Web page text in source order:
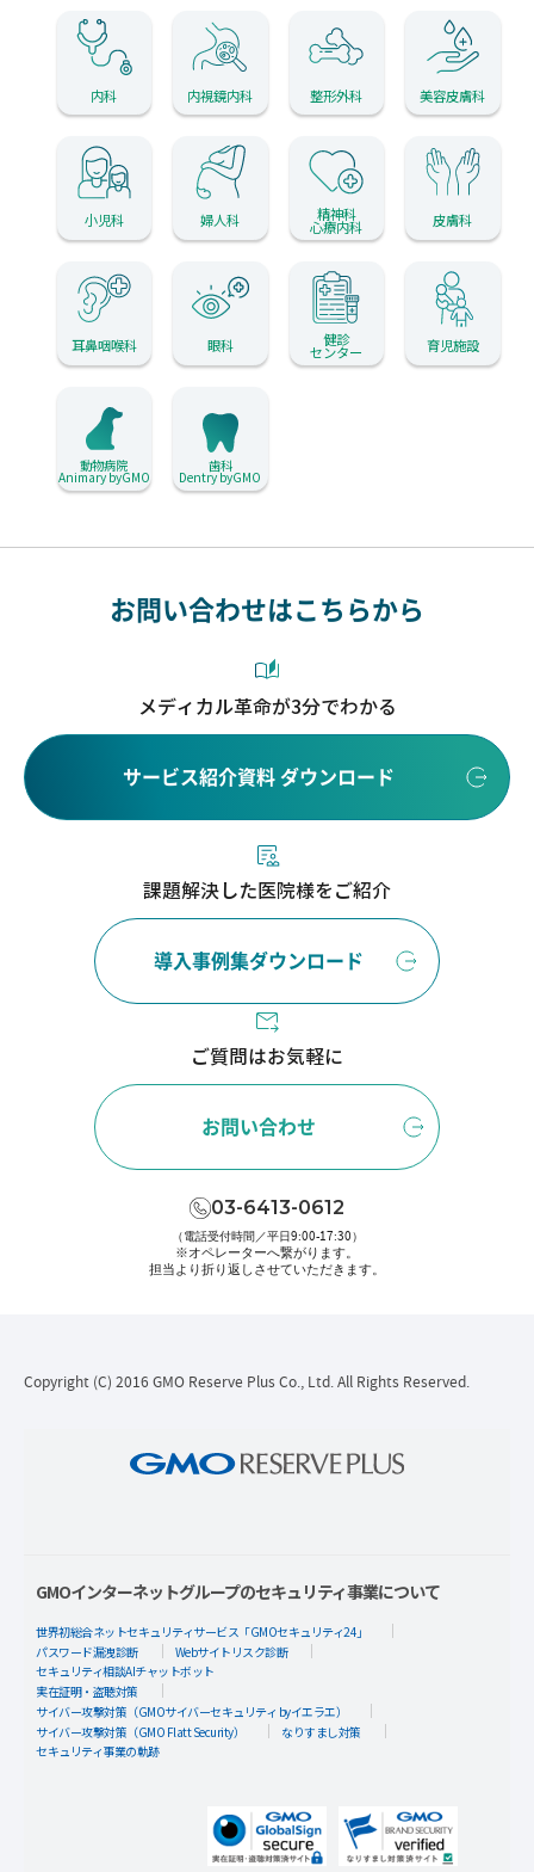
内科 内視鏡内科 整形外科 美容皮膚科
小児科 婦人科 精神科
心療内科 皮膚科
耳鼻咽喉科 眼科 健診
センター 育児施設
動物病院
Animary byGMO
歯科
Dentry byGMO
お問い合わせはこちらから
メディカル革命が3分でわかる
サービス紹介資料 ダウンロード
課題解決した医院様をご紹介
導入事例集ダウンロード
ご質問はお気軽に
お問い合わせ
03-6413-0612
（電話受付時間／平日9:00-17:30）
※オペレーターへ繋がります。
担当より折り返しさせていただきます。
Copyright (C) 2016 GMO Reserve Plus Co., Ltd. All Rights Reserved.
GMOインターネットグループのセキュリティ事業について
世界初総合ネットセキュリティサービス「GMOセキュリティ24」
パスワード漏洩診断
Webサイトリスク診断
セキュリティ相談AIチャットボット
実在証明・盗聴対策
サイバー攻撃対策（GMOサイバーセキュリティ byイエラエ）
サイバー攻撃対策（GMO Flatt Security）
なりすまし対策
セキュリティ事業の軌跡